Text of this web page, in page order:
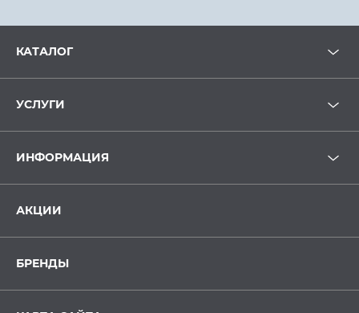
КАТАЛОГ
УСЛУГИ
ИНФОРМАЦИЯ
АКЦИИ
БРЕНДЫ